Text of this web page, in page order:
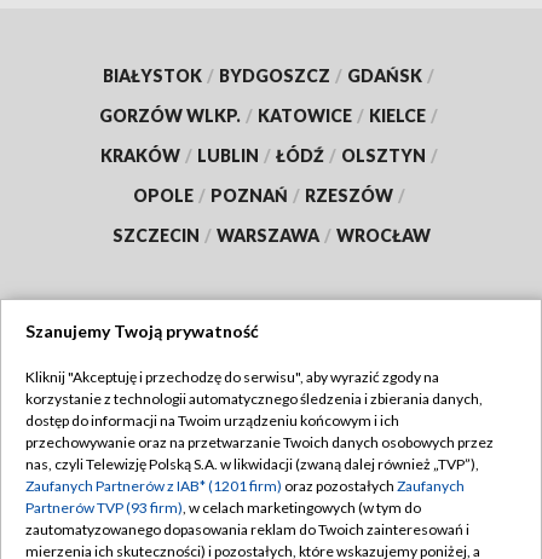
BIAŁYSTOK / BYDGOSZCZ / GDAŃSK /
GORZÓW WLKP. / KATOWICE / KIELCE /
KRAKÓW / LUBLIN / ŁÓDŹ / OLSZTYN /
OPOLE / POZNAŃ / RZESZÓW /
SZCZECIN / WARSZAWA / WROCŁAW
TVP
Abonament TVP
Emisja w TVP
Centrum informacji TVP
Regulamin TVP
Polityka prywatności
Moje zgody
Szanujemy Twoją prywatność
Kliknij "Akceptuję i przechodzę do serwisu", aby wyrazić zgody na
korzystanie z technologii automatycznego śledzenia i zbierania danych,
dostęp do informacji na Twoim urządzeniu końcowym i ich
przechowywanie oraz na przetwarzanie Twoich danych osobowych przez
nas, czyli Telewizję Polską S.A. w likwidacji (zwaną dalej również „TVP”),
Zaufanych Partnerów z IAB* (1201 firm) oraz pozostałych Zaufanych
Partnerów TVP (93 firm), w celach marketingowych (w tym do
zautomatyzowanego dopasowania reklam do Twoich zainteresowań i
mierzenia ich skuteczności) i pozostałych, które wskazujemy poniżej, a